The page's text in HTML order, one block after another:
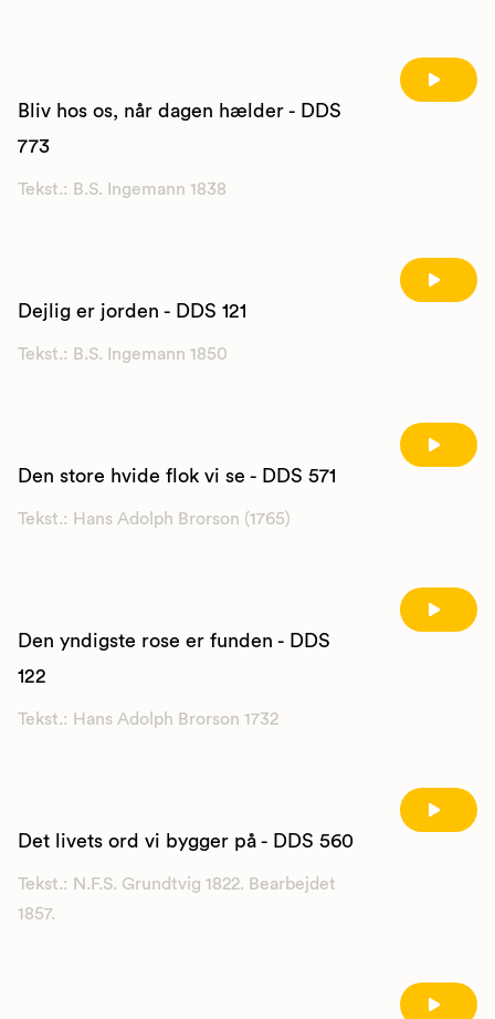
Bliv hos os, når dagen hælder - DDS
773
Tekst.: B.S. Ingemann 1838
Dejlig er jorden - DDS 121
Tekst.: B.S. Ingemann 1850
Den store hvide flok vi se - DDS 571
Tekst.: Hans Adolph Brorson (1765)
Den yndigste rose er funden - DDS
122
Tekst.: Hans Adolph Brorson 1732
Det livets ord vi bygger på - DDS 560
Tekst.: N.F.S. Grundtvig 1822. Bearbejdet
1857.